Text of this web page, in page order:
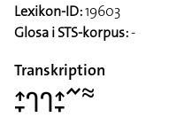
Lexikon-ID:19603
Glosa i STS-korpus:-
Transkription
􌤴􌥙􌤪􌤪􌤴􌥙􌥨􌦇